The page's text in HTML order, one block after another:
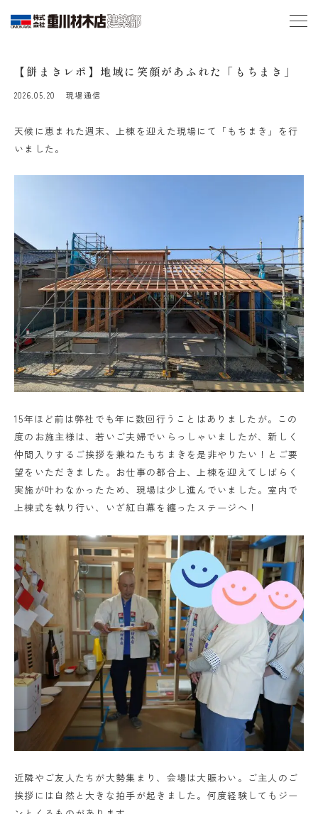
【餅まきレポ】地域に笑顔があふれた「もちまき」
2026.05.20 現場通信
天候に恵まれた週末、上棟を迎えた現場にて「もちまき」を行
いました。
15年ほど前は弊社でも年に数回行うことはありましたが。この
度のお施主様は、若いご夫婦でいらっしゃいましたが、新しく
仲間入りするご挨拶を兼ねたもちまきを是非やりたい！とご要
望をいただきました。お仕事の都合上、上棟を迎えてしばらく
実施が叶わなかったため、現場は少し進んでいました。室内で
上棟式を執り行い、いざ紅白幕を纏ったステージへ！
近隣やご友人たちが大勢集まり、会場は大賑わい。ご主人のご
挨拶には自然と大きな拍手が起きました。何度経験してもジー